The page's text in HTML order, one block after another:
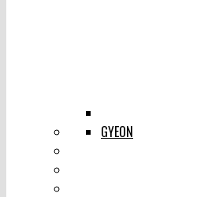
GYEON